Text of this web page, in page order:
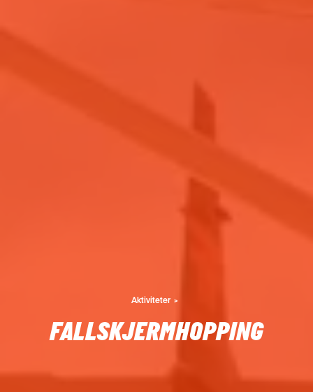
Aktiviteter
FALLSKJERMHOPPING